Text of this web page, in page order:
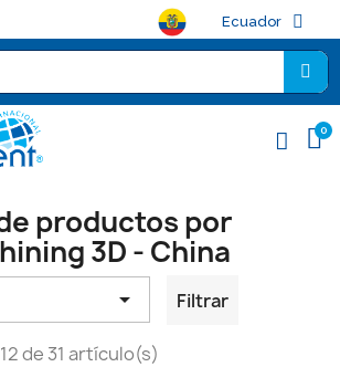
Ecuador
productos por
3D - China
 Filtrar
de 31 artículo(s)